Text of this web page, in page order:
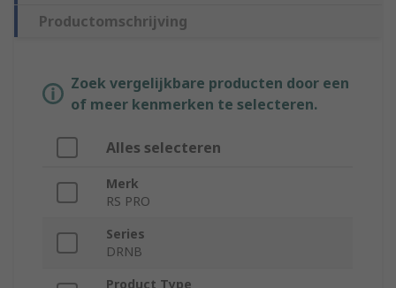
Productomschrijving
Zoek vergelijkbare producten door een
of meer kenmerken te selecteren.
Alles selecteren
Merk
RS PRO
Series
DRNB
Product Type